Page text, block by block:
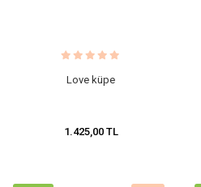
Love küpe
1.425,00 TL